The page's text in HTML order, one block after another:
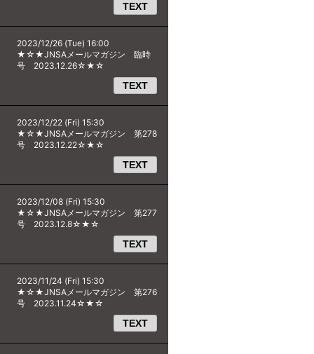
TEXT
2023/12/26 (Tue) 16:00
★☆★JNSAメールマガジン 臨時
号 2023.12.26☆★☆
TEXT
2023/12/22 (Fri) 15:30
★☆★JNSAメールマガジン 第278
号 2023.12.22☆★☆
TEXT
2023/12/08 (Fri) 15:30
★☆★JNSAメールマガジン 第277
号 2023.12.8☆★☆
TEXT
2023/11/24 (Fri) 15:30
★☆★JNSAメールマガジン 第276
号 2023.11.24☆★☆
TEXT